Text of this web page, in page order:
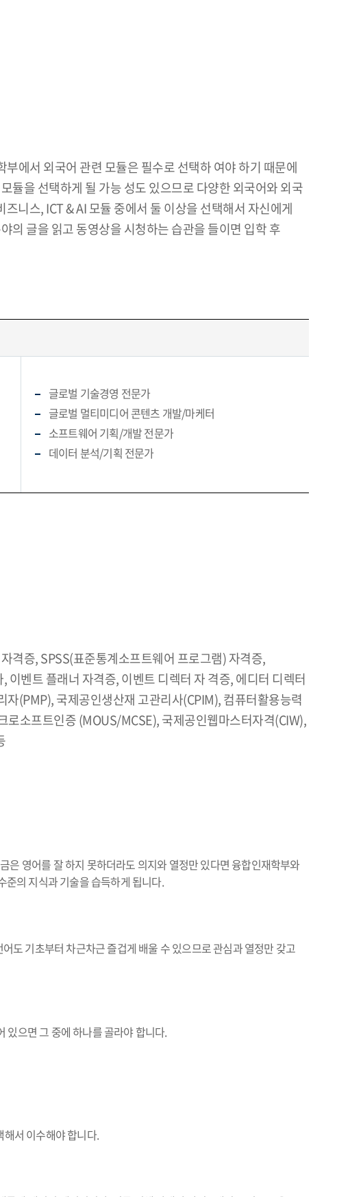
에서 외국어 관련 모듈은 필수로 선택하 여야 하기 때문에
듈을 선택하게 될 가능 성도 있으므로 다양한 외국어와 외국
니스, ICT & AI 모듈 중에서 둘 이상을 선택해서 자신에게
의 글을 읽고 동영상을 시청하는 습관을 들이면 입학 후
글로벌 기술경영 전문가
글로벌 멀티미디어 콘텐츠 개발/마케터
소프트웨어 기획/개발 전문가
데이터 분석/기획 전문가
격증, SPSS(표준통계소프트웨어 프로그램) 자격증,
벤트 플래너 자격증, 이벤트 디렉터 자 격증, 에디터 디렉터
(PMP), 국제공인생산재 고관리사(CPIM), 컴퓨터활용능력
소프트인증 (MOUS/MCSE), 국제공인웹마스터자격(CIW),
은 영어를 잘 하지 못하더라도 의지와 열정만 있다면 융합인재학부와
준의 지식과 기술을 습득하게 됩니다.
도 기초부터 차근차근 즐겁게 배울 수 있으므로 관심과 열정만 갖고
있으면 그 중에 하나를 골라야 합니다.
서 이수해야 합니다.